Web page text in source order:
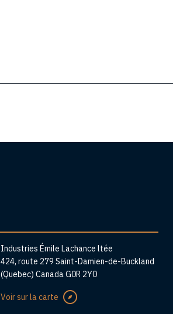
Adresse
Industries Émile Lachance ltée
424, route 279 Saint-Damien-de-Buckland
(Quebec) Canada G0R 2Y0
Voir sur la carte